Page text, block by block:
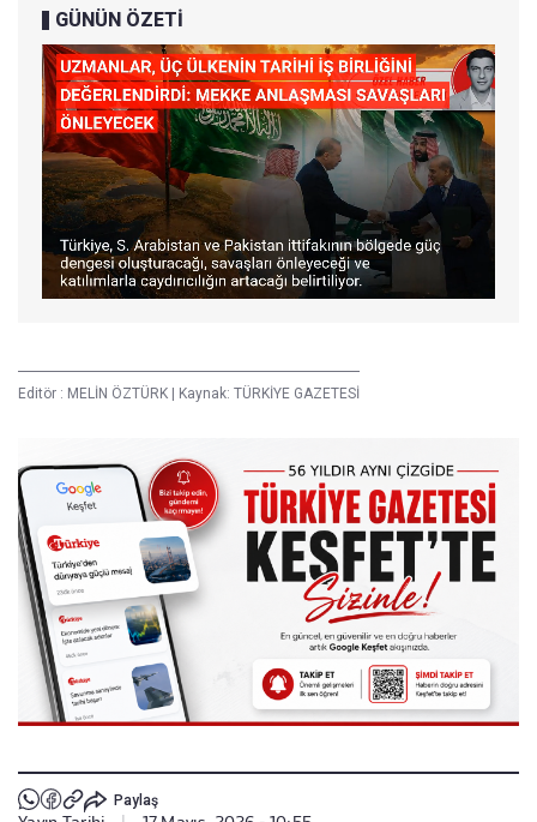
GÜNÜN ÖZETİ
Editör : MELİN ÖZTÜRK Kaynak: TÜRKİYE GAZETESİ
Paylaş